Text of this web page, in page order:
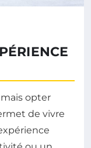
opter
de vivre